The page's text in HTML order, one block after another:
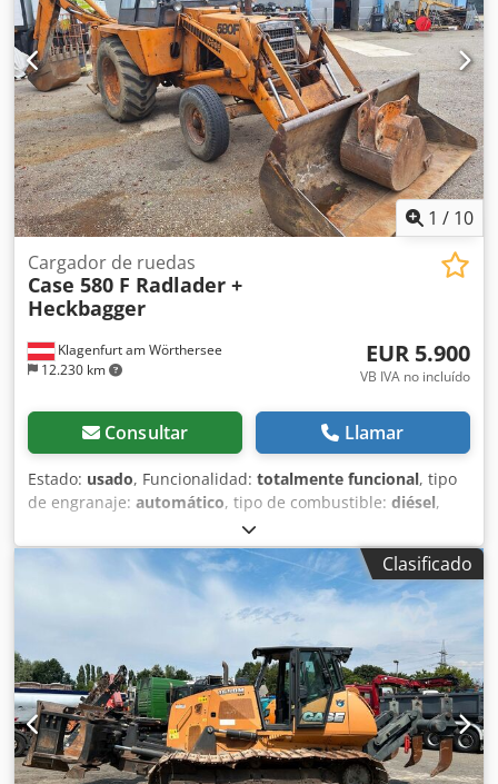
1 / 10
Klagenfurt am Wörthersee
12.230 km
Cargador de ruedas
Case 580 F Radlader +
Heckbagger
EUR 5.900
VB IVA no incluído
Consultar Llamar
Estado: usado, Funcionalidad: totalmente funcional, tipo
de engranaje: automático, tipo de combustible: diésel,
, configuración de ejes:
primer registro:10/1977, Año de fabricación:1977,
Equipamiento:hidráulica, Técnicamente en buen estado
Dodpfx Ajt S Idrsqvjkr
Clasificado